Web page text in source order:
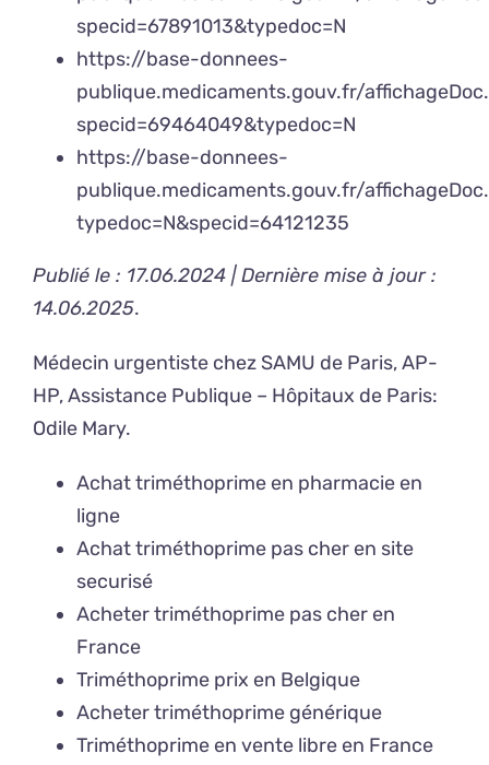
specid=67891013&typedoc=N
https://base-donnees-
publique.medicaments.gouv.fr/
specid=69464049&typedoc=N
https://base-donnees-
publique.medicaments.gouv.fr/
typedoc=N&specid=64121235
Publié le : 17.06.2024 | Dernière mise à jour :
14.06.2025.
Médecin urgentiste chez SAMU de Paris, AP-
HP, Assistance Publique – Hôpitaux de Paris:
Odile Mary.
Achat triméthoprime en pharmacie en
ligne
Achat triméthoprime pas cher en site
securisé
Acheter triméthoprime pas cher en
France
Triméthoprime prix en Belgique
Acheter triméthoprime générique
Triméthoprime en vente libre en France